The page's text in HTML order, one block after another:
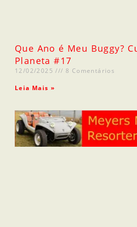
Que Ano é Meu Buggy?
Planeta #17
12/02/2025 8 Comentários
Leia Mais »